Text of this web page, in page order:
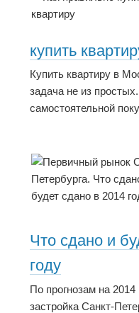
купить
Купить квартиру в
задача не из
самостоятельной
Что сдано и
году
По прогнозам на
застройка Санкт-